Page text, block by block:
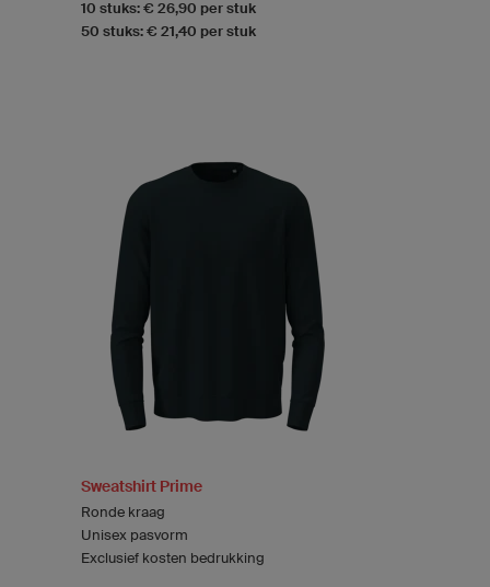
10 stuks: € 26,90 per stuk
50 stuks: € 21,40 per stuk
Sweatshirt Prime
Ronde kraag
Unisex pasvorm
Exclusief kosten bedrukking